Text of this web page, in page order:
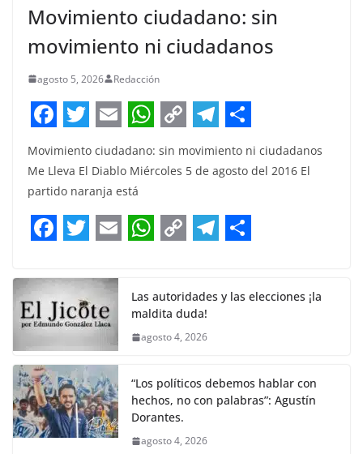
Movimiento ciudadano: sin
movimiento ni ciudadanos
agosto 5, 2026 Redacción
F
a
c
e
b
o
o
k
T
w
i
t
t
e
r
E
m
a
i
l
W
h
a
t
s
p
p
C
o
y
L
n
k
T
e
e
g
a
m
S
h
r
e
Movimiento ciudadano: sin movimiento ni ciudadanos
Me Lleva El Diablo Miércoles 5 de agosto del 2016 El
partido naranja está
a
c
e
b
o
o
k
w
i
t
t
e
r
m
a
i
l
a
t
A
p
p
p
y
i
n
k
l
e
r
a
m
a
Las autoridades y las elecciones ¡la
maldita duda!
agosto 4, 2026
“Los políticos debemos hablar con
hechos, no con palabras”: Agustín
Dorantes.
agosto 4, 2026